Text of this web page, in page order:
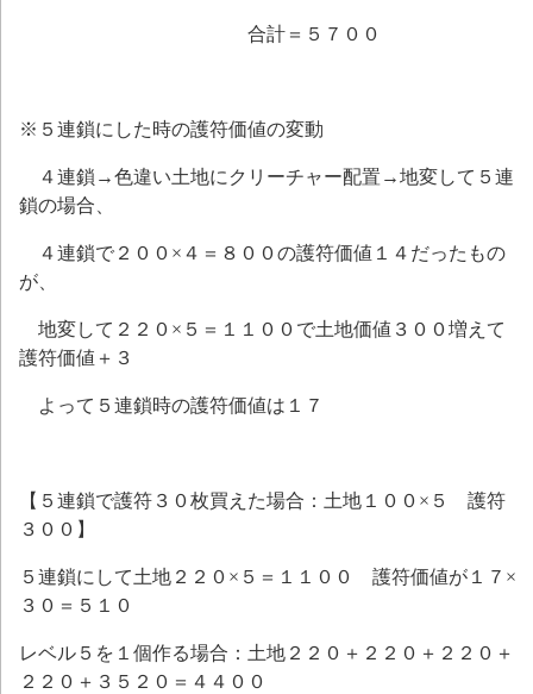
合計＝５７００
※５連鎖にした時の護符価値の変動
４連鎖→色違い土地にクリーチャー配置→地変して５連
鎖の場合、
４連鎖で２００×４＝８００の護符価値１４だったもの
が、
地変して２２０×５＝１１００で土地価値３００増えて
護符価値＋３
よって５連鎖時の護符価値は１７
【５連鎖で護符３０枚買えた場合：土地１００×５ 護符
３００】
５連鎖にして土地２２０×５＝１１００ 護符価値が１７×
３０＝５１０
レベル５を１個作る場合：土地２２０＋２２０＋２２０＋
２２０＋３５２０＝４４００